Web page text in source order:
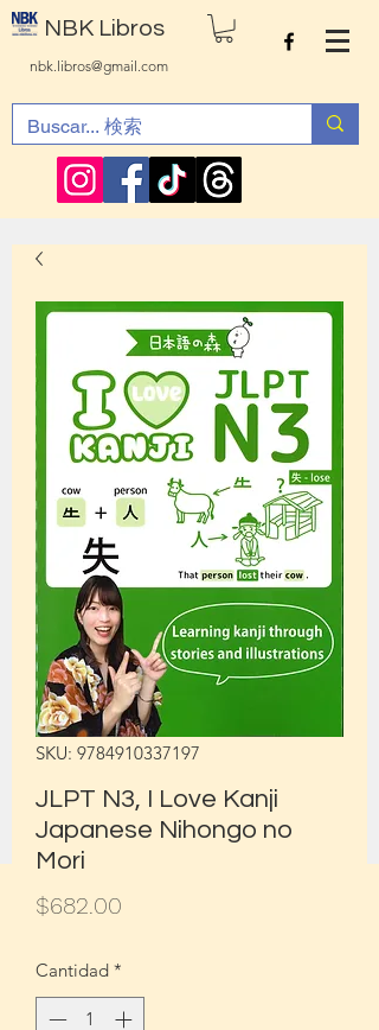
NBK Libros
nbk.libros@gmail.com
SKU: 9784910337197
JLPT N3, I Love Kanji
Japanese Nihongo no
Mori
$682.00
Cantidad *